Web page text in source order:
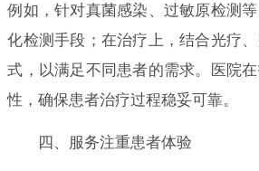
例如，针对真菌感染、过敏原检测
化检测手段；在治疗上，结合光疗
式，以满足不同患者的需求。医院
性，确保患者治疗过程稳妥可靠。
四、服务注重患者体验